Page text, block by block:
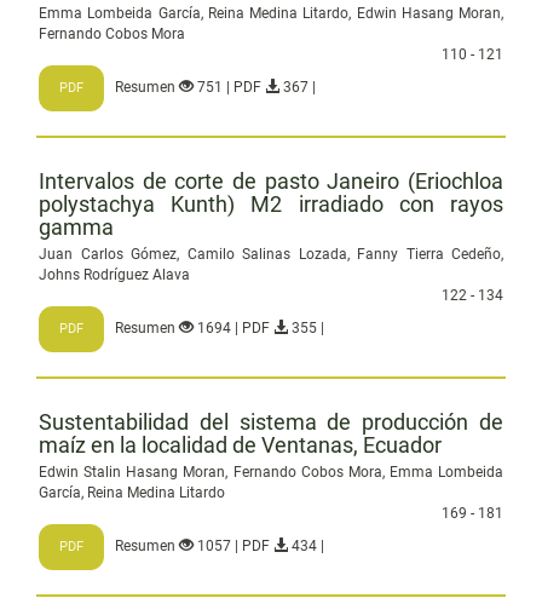
Emma Lombeida García, Reina Medina Litardo, Edwin Hasang Moran,
Fernando Cobos Mora
110 - 121
PDF Resumen 751 | PDF 367 |
Intervalos de corte de pasto Janeiro (Eriochloa
polystachya Kunth) M2 irradiado con rayos
gamma
Juan Carlos Gómez, Camilo Salinas Lozada, Fanny Tierra Cedeño,
Johns Rodríguez Alava
122 - 134
PDF Resumen 1694 | PDF 355 |
Sustentabilidad del sistema de producción de
maíz en la localidad de Ventanas, Ecuador
Edwin Stalin Hasang Moran, Fernando Cobos Mora, Emma Lombeida
García, Reina Medina Litardo
169 - 181
PDF Resumen 1057 | PDF 434 |